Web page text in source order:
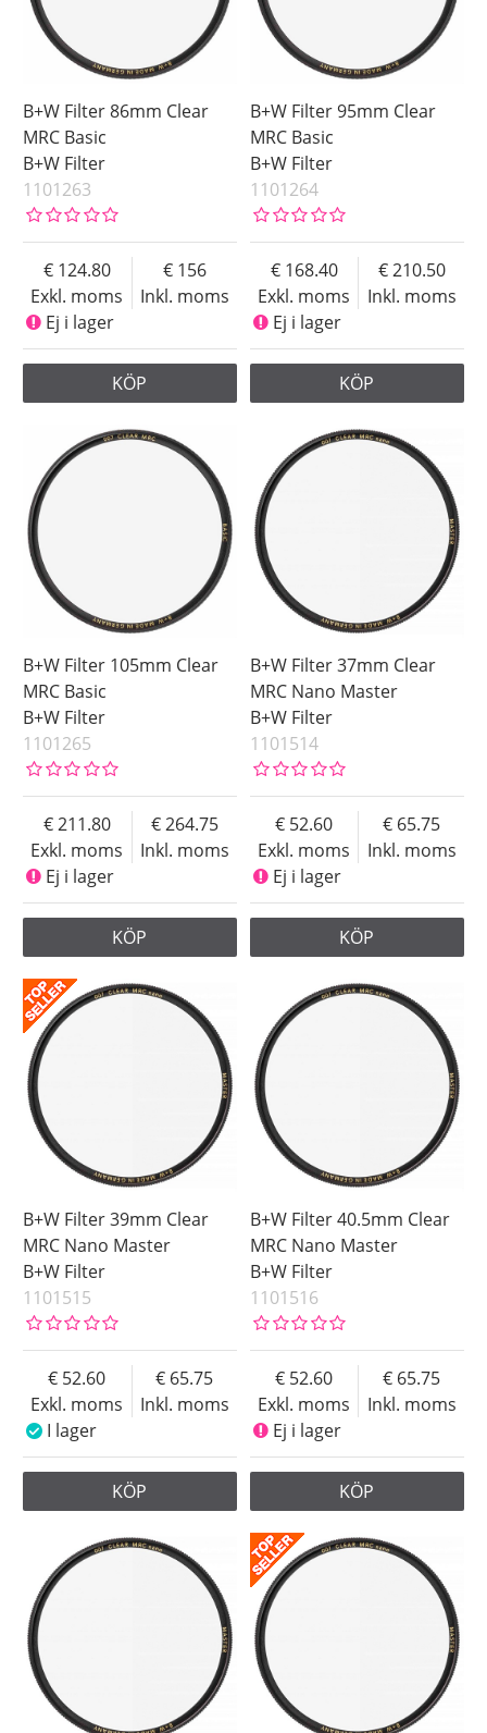
B+W Filter 86mm Clear
MRC Basic
B+W Filter
1101263
Exkl. moms
124.80
Inkl. moms
156
Ej i lager
KÖP
B+W Filter 95mm Clear
MRC Basic
B+W Filter
1101264
Exkl. moms
168.40
Inkl. moms
210.50
Ej i lager
KÖP
B+W Filter 105mm Clear
MRC Basic
B+W Filter
1101265
Exkl. moms
211.80
Inkl. moms
264.75
Ej i lager
KÖP
B+W Filter 37mm Clear
MRC Nano Master
B+W Filter
1101514
Exkl. moms
52.60
Inkl. moms
65.75
Ej i lager
KÖP
B+W Filter 39mm Clear
MRC Nano Master
B+W Filter
1101515
Exkl. moms
52.60
Inkl. moms
65.75
I lager
KÖP
B+W Filter 40.5mm Clear
MRC Nano Master
B+W Filter
1101516
Exkl. moms
52.60
Inkl. moms
65.75
Ej i lager
KÖP